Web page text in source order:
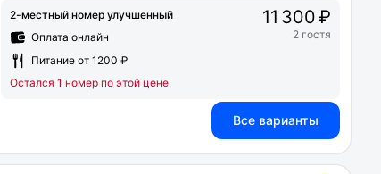
2-местный номер улучшенный
Оплата онлайн
Питание от 1200 ₽
Остался 1 номер по этой цене
11 300 ₽
2 гостя
Все варианты